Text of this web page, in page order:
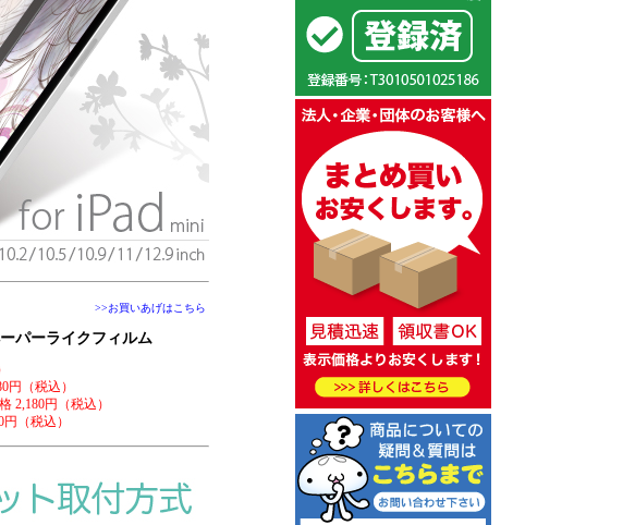
>>お買いあげはこちら
パーライクフィルム
円（税込）
2,180円（税込）
（税込）